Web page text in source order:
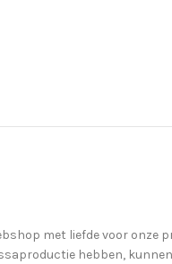
met liefde voor onze
hebben,